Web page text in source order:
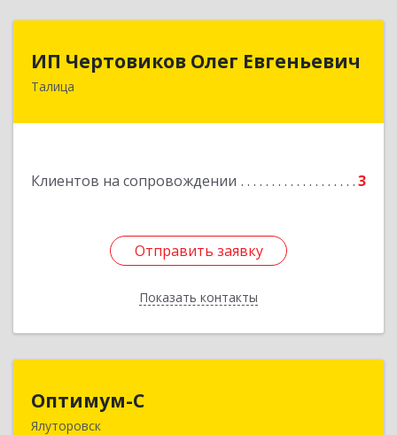
ИП Чертовиков Олег Евгеньевич
Талица
Клиентов на сопровождении 3
Отправить заявку
Показать контакты
623640, Свердловская обл, Талица г, Ленина ул,
Отправить заявку
Назад
Оптимум-С
Ялуторовск